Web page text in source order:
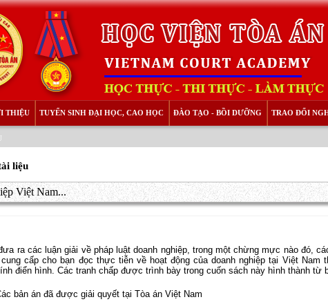
THIỆU TUYỂN SINH ĐẠI HỌC, CAO HỌC ĐÀO TẠO - BỒI DƯỠNG TRAO ĐỔI
liệu
Việt Nam...
ra các luận giải về pháp luật doanh nghiệp, trong một chừng mực nào đó,
cấp cho bạn đọc thực tiễn về hoạt động của doanh nghiệp tại Việt Nam
điển hình. Các tranh chấp được trình bày trong cuốn sách này hình thành từ
bản án đã được giải quyết tại Tòa án Việt Nam